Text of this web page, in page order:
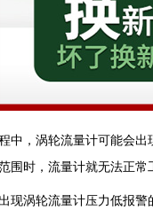
中，涡轮流量计可能会
围时，流量计就无法正常
现涡轮流量计压力低报警